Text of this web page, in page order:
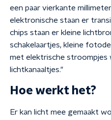
een paar vierkante
elektronische staan er
chips staan er kleine
schakelaartjes, kleine
met elektrische stroompjes
lichtkanaaltjes."
Hoe werkt het?
Er kan licht mee gemaakt